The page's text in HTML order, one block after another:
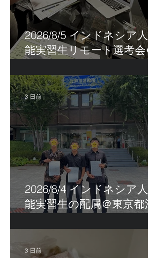
2026/8/5 インドネシア人技
能実習生リモート選考会＠
2026/8/4 インドネシア人技
能実習生の配属＠東京都江
3 日前
3 日前